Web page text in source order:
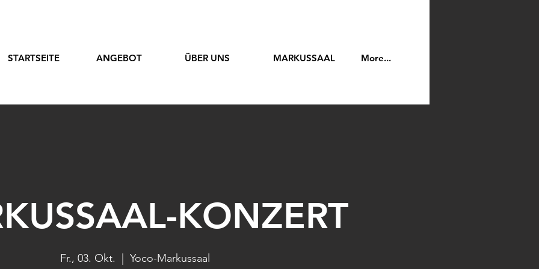
STARTSEITE ANGEBOT ÜBER UNS MARKUSSAAL More...
KONZERT
Fr., 03. Okt. Yoco-Markussaal